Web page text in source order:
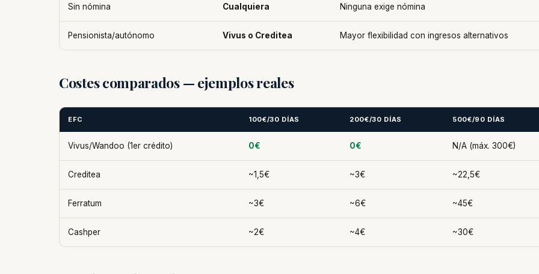
Sin nómina Cualquiera Ninguna exige nómina
Pensionista/autónomo Vivus o Creditea Mayor flexibilidad con ingresos alternativos
Costes comparados — ejemplos reales
EFC 100€/30 DÍAS 200€/30 DÍAS 500€/90 DÍAS
Vivus/Wandoo (1er crédito) 0€ 0€ N/A (máx. 300€)
Creditea ~1,5€ ~3€ ~22,5€
Ferratum ~3€ ~6€ ~45€
Cashper ~2€ ~4€ ~30€